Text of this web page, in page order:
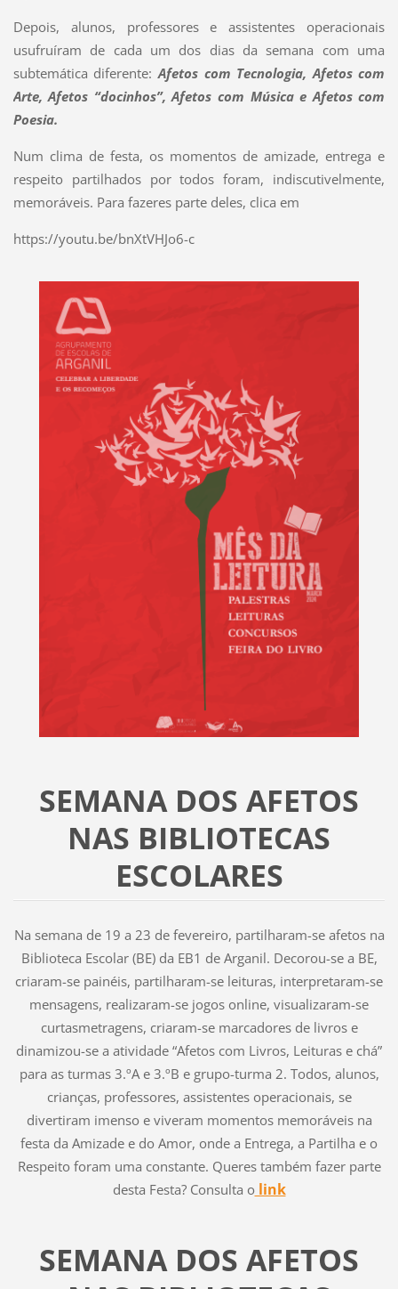
Depois, alunos, professores e assistentes operacionais
usufruíram de cada um dos dias da semana com uma
subtemática diferente: Afetos com Tecnologia, Afetos com
Arte, Afetos “docinhos”, Afetos com Música e Afetos com
Poesia.
Num clima de festa, os momentos de amizade, entrega e
respeito partilhados por todos foram, indiscutivelmente,
memoráveis. Para fazeres parte deles, clica em
https://youtu.be/bnXtVHJo6-c
SEMANA DOS AFETOS
NAS BIBLIOTECAS
ESCOLARES
Na semana de 19 a 23 de fevereiro, partilharam-se afetos na
Biblioteca Escolar (BE) da EB1 de Arganil. Decorou-se a BE,
criaram-se painéis, partilharam-se leituras, interpretaram-se
mensagens, realizaram-se jogos online, visualizaram-se
curtasmetragens, criaram-se marcadores de livros e
dinamizou-se a atividade “Afetos com Livros, Leituras e chá”
para as turmas 3.ºA e 3.ºB e grupo-turma 2. Todos, alunos,
crianças, professores, assistentes operacionais, se
divertiram imenso e viveram momentos memoráveis na
festa da Amizade e do Amor, onde a Entrega, a Partilha e o
Respeito foram uma constante. Queres também fazer parte
desta Festa? Consulta olink
SEMANA DOS AFETOS